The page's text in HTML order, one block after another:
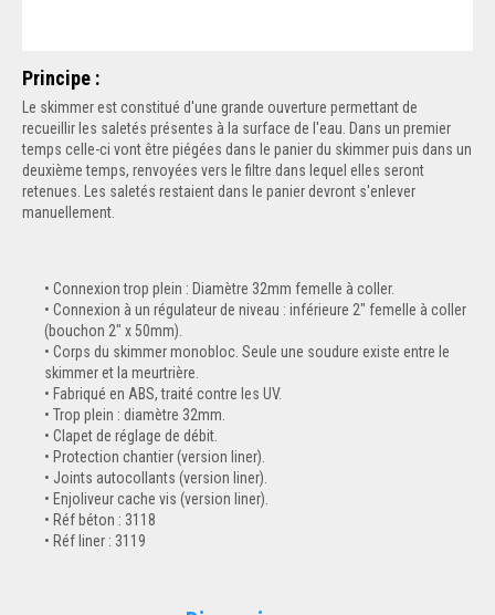
Principe :
Le skimmer est constitué d'une grande ouverture permettant de
recueillir les saletés présentes à la surface de l'eau. Dans un premier
temps celle-ci vont être piégées dans le panier du skimmer puis dans un
deuxième temps, renvoyées vers le filtre dans lequel elles seront
retenues. Les saletés restaient dans le panier devront s'enlever
manuellement.
Connexion trop plein : Diamètre 32mm femelle à coller.
Connexion à un régulateur de niveau : inférieure 2" femelle à coller
(bouchon 2" x 50mm).
Corps du skimmer monobloc. Seule une soudure existe entre le
skimmer et la meurtrière.
Fabriqué en ABS, traité contre les UV.
Trop plein : diamètre 32mm.
Clapet de réglage de débit.
Protection chantier (version liner).
Joints autocollants (version liner).
Enjoliveur cache vis (version liner).
Réf béton : 3118
Réf liner : 3119